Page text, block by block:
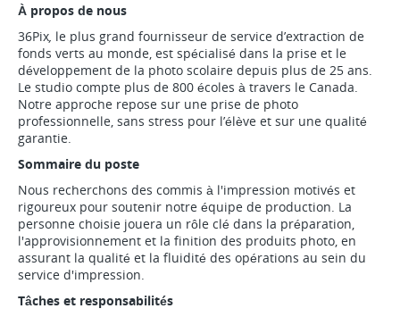
À propos de nous
36Pix, le plus grand fournisseur de service d’extraction de
fonds verts au monde, est spécialisé dans la prise et le
développement de la photo scolaire depuis plus de 25 ans.
Le studio compte plus de 800 écoles à travers le Canada.
Notre approche repose sur une prise de photo
professionnelle, sans stress pour l’élève et sur une qualité
garantie.
Sommaire du poste
Nous recherchons des commis à l'impression motivés et
rigoureux pour soutenir notre équipe de production. La
personne choisie jouera un rôle clé dans la préparation,
l'approvisionnement et la finition des produits photo, en
assurant la qualité et la fluidité des opérations au sein du
service d'impression.
Tâches et responsabilités